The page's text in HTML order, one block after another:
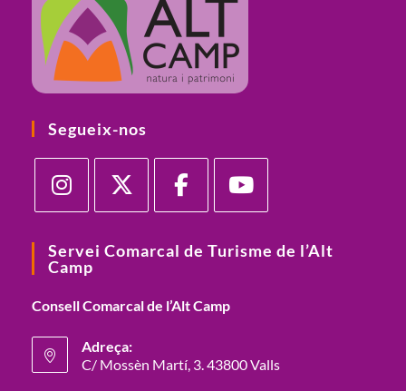
Segueix-nos
Servei Comarcal de Turisme de l’Alt
Camp
Consell Comarcal de l’Alt Camp
Adreça:
C/ Mossèn Martí, 3. 43800 Valls